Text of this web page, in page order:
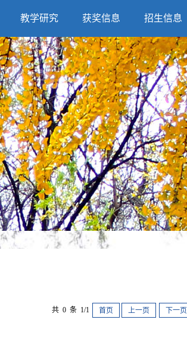
教学研究 获奖信息 招生信息
共 0 条 1/1 首页 上一页 下一页